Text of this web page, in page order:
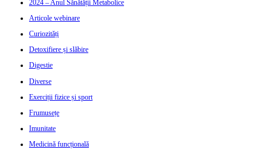
2024 – Anul Sănătății Metabolice
Articole webinare
Curiozități
Detoxifiere și slăbire
Digestie
Diverse
Exerciții fizice și sport
Frumusețe
Imunitate
Medicină funcțională